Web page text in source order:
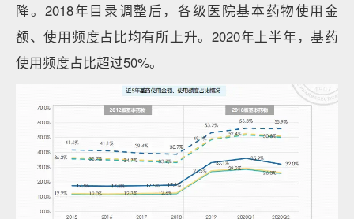
降。2018年目录调整后，各级医院基本药物使用金
额、使用频度占比均有所上升。2020年上半年，基药
使用频度占比超过50%。